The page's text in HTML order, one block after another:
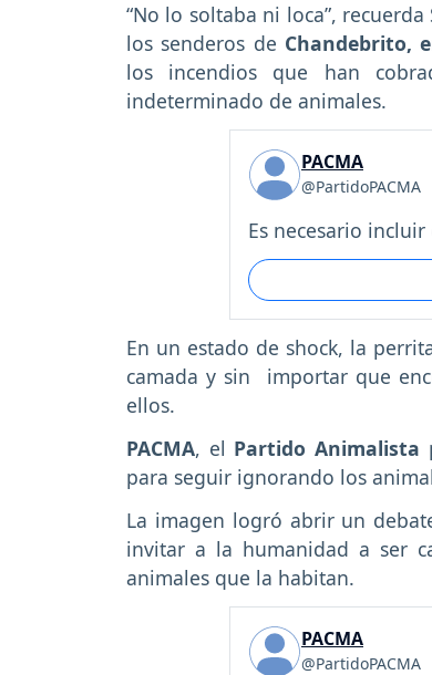
“No lo soltaba ni loca”,
los senderos de Chandebrito,
los incendios que han
indeterminado de animales.
PACMA
@PartidoPACMA
Es necesario incluir
En un estado de shock, la
camada y sin importar que
ellos.
PACMA, el Partido Animalista
para seguir ignorando los
La imagen logró abrir un
invitar a la humanidad a ser
animales que la habitan.
PACMA
@PartidoPACMA